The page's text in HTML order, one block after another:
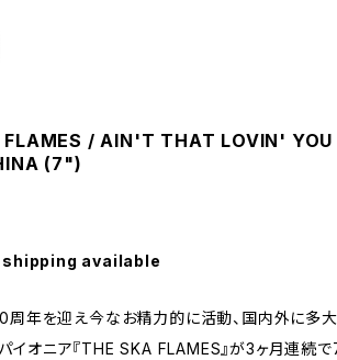
FLAMES / AIN'T THAT LOVIN'
(7")
available
年を迎え今なお精力的に活動、国内外に多
イオニア『THE SKA FLAMES』が3ヶ月連続で